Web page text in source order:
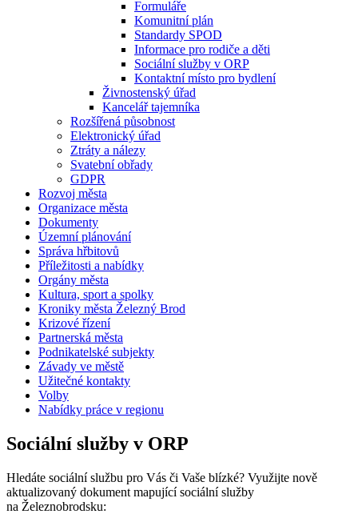
Formuláře
Komunitní plán
Standardy SPOD
Informace pro rodiče a děti
Sociální služby v ORP
Kontaktní místo pro bydlení
Živnostenský úřad
Kancelář tajemníka
Rozšířená působnost
Elektronický úřad
Ztráty a nálezy
Svatební obřady
GDPR
Rozvoj města
Organizace města
Dokumenty
Územní plánování
Správa hřbitovů
Příležitosti a nabídky
Orgány města
Kultura, sport a spolky
Kroniky města Železný Brod
Krizové řízení
Partnerská města
Podnikatelské subjekty
Závady ve městě
Užitečné kontakty
Volby
Nabídky práce v regionu
Sociální služby v ORP
Hledáte sociální službu pro Vás či Vaše blízké? Využijte nově
aktualizovaný dokument mapující sociální služby
na Železnobrodsku: